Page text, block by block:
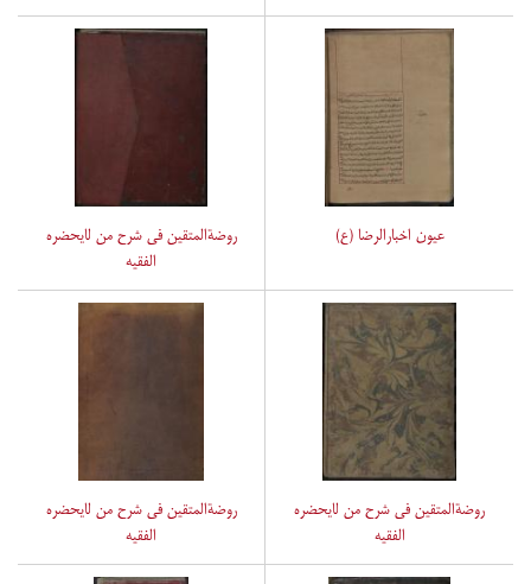
عیون اخبارالرضا (ع)
روضةالمتقین فی شرح من لایحضره
الفقیه
روضةالمتقین فی شرح من لایحضره
الفقیه
روضةالمتقین فی شرح من لایحضره
الفقیه